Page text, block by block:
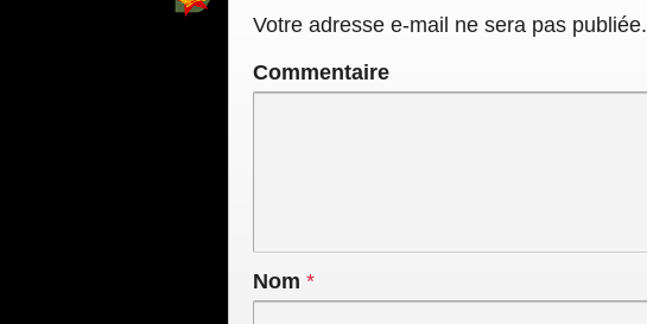
Votre adresse e-mail ne sera pas publiée.
Commentaire
Nom *